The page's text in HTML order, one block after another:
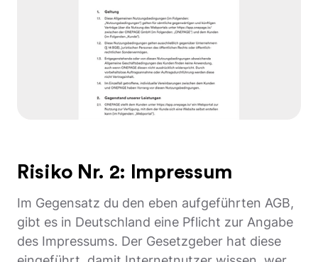
Risiko Nr. 2: Impressum
Im Gegensatz du den eben aufgeführten AGB,
gibt es in Deutschland eine Pflicht zur Angabe
des Impressums. Der Gesetzgeber hat diese